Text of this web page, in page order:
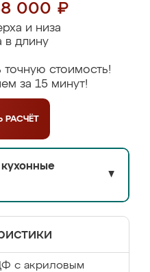
000 ₽
и низа
в длину
стоимость!
за 15 минут!
РАСЧЁТ
кухонные
▼
с акриловым